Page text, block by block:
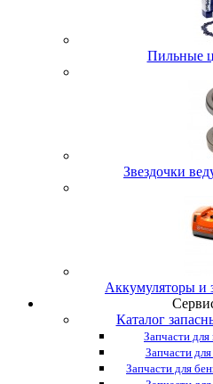
Пильные
Звездочки
Аккумуляторы и
Каталог
Запчасти
Запчасти
Запчасти для